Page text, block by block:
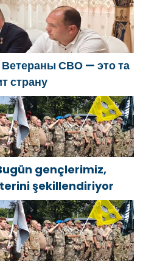
СВО — это та
страну
gençlerimiz,
şekillendiriyor